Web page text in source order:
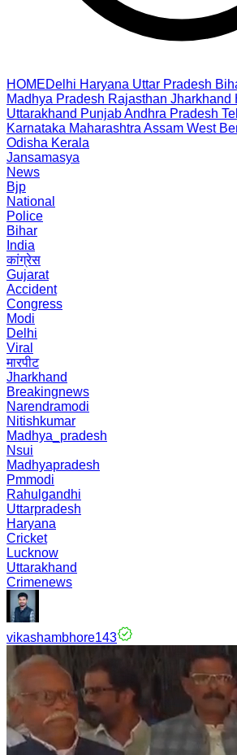
HOMEDelhi Haryana Uttar Pradesh
Madhya Pradesh Rajasthan Jharkhand
Uttarakhand PunjabAndhra Pradesh
Karnataka Maharashtra Assam West
Odisha Kerala
Jansamasya
News
Bjp
National
Police
Bihar
India
कांग्रेस
Gujarat
Accident
Congress
Modi
Delhi
Viral
मारपीट
Jharkhand
Breakingnews
Narendramodi
Nitishkumar
Madhya_pradesh
Nsui
Madhyapradesh
Pmmodi
Rahulgandhi
Uttarpradesh
Haryana
Cricket
Lucknow
Uttarakhand
Crimenews
vikashambhore143